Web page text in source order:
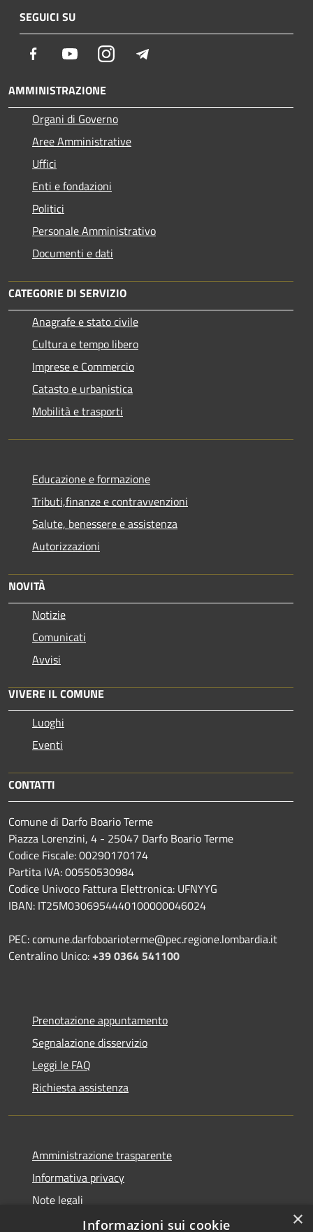
SEGUICI SU
Facebook YoutubeInstagram
AMMINISTRAZIONE
Organi di Governo
Aree Amministrative
Uffici
Enti e fondazioni
Politici
Personale Amministrativo
Documenti e dati
CATEGORIE DI SERVIZIO
Anagrafe e stato civile
Cultura e tempo libero
Imprese e Commercio
Catasto e urbanistica
Mobilità e trasporti
Educazione e formazione
Tributi,finanze e contravvenzioni
Salute, benessere e assistenza
Autorizzazioni
NOVITÀ
Notizie
Comunicati
Avvisi
VIVERE IL COMUNE
Luoghi
Eventi
CONTATTI
Comune di Darfo Boario Terme
Piazza Lorenzini, 4 - 25047 Darfo Boario Terme
Codice Fiscale: 00290170174
Partita IVA: 00550530984
Codice Univoco Fattura Elettronica: UFNYYG
IBAN: IT25M0306954440100000046024
PEC: comune.darfoboarioterme@pec.regione.lombardia.it
Centralino Unico:+39 0364 541100
Prenotazione appuntamento
Segnalazione disservizio
Leggi le FAQ
Richiesta assistenza
Amministrazione trasparente
Informativa privacy
Note legali
Dichiarazione di accessibilità
×
Informazioni sui cookie